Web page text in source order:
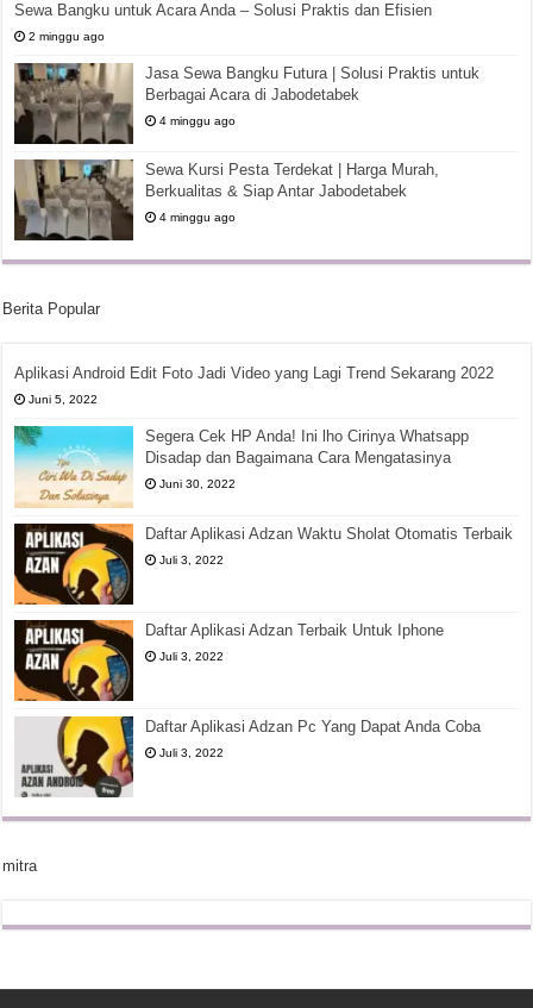
Sewa Bangku untuk Acara Anda – Solusi Praktis dan Efisien
2 minggu ago
Jasa Sewa Bangku Futura | Solusi Praktis untuk
Berbagai Acara di Jabodetabek
4 minggu ago
Sewa Kursi Pesta Terdekat | Harga Murah,
Berkualitas & Siap Antar Jabodetabek
4 minggu ago
Berita Popular
Aplikasi Android Edit Foto Jadi Video yang Lagi Trend Sekarang 2022
Juni 5, 2022
Segera Cek HP Anda! Ini lho Cirinya Whatsapp
Disadap dan Bagaimana Cara Mengatasinya
Juni 30, 2022
Daftar Aplikasi Adzan Waktu Sholat Otomatis Terbaik
Juli 3, 2022
Daftar Aplikasi Adzan Terbaik Untuk Iphone
Juli 3, 2022
Daftar Aplikasi Adzan Pc Yang Dapat Anda Coba
Juli 3, 2022
mitra